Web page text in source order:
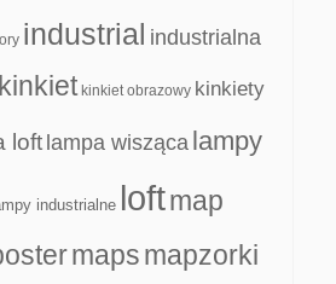
industrial industrialna
kinkiet kinkiet obrazowy kinkiety
loft lampa wisząca lampy
industrialne loftmap
mapsmapzorki